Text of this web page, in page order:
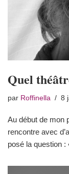
Quel
par Roffinella 8
Au début de mon
rencontre avec
posé la question